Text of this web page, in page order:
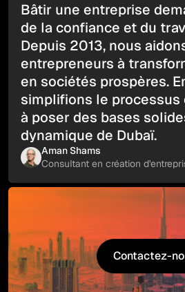
Bâtir une entreprise
de la confiance et du
Depuis 2013, nous
entrepreneurs à
en sociétés prospères.
simplifions le processus
à poser des bases
dynamique de Dubaï.
Aman Shams
Consultant en création
Contactez-
Contactez-